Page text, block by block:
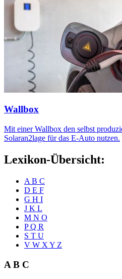
Wallbox
Mit einer Wallbox den selbst
Solaran2lage für das E-Auto nutzen.
Lexikon-Übersicht:
A B C
D E F
G H I
J K L
M N O
P Q R
S T U
V W X Y Z
A B C